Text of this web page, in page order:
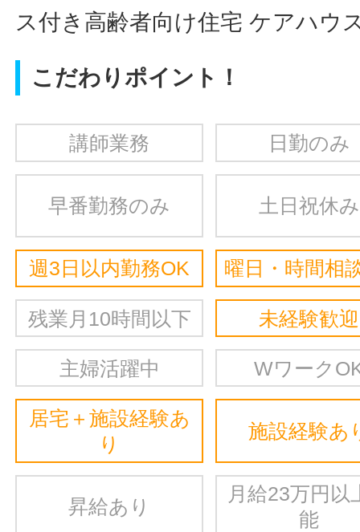
ス付き高齢者向け住宅 ケアハウ
こだわりポイント！
講師業務 日勤のみ
早番勤務のみ 土日祝休み
週3日以内勤務OK 曜日・時間相
残業月10時間以下 未経験歓迎
主婦活躍中 Wワーク
居宅＋施設経験あ
り
施設経験あ
昇給あり
月給23万円以
能